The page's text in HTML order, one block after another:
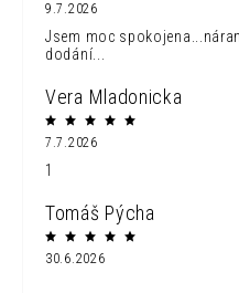
9.7.2026
Jsem moc
dodání...
Vera Mladonicka
7.7.2026
1
Tomáš Pýcha
30.6.2026